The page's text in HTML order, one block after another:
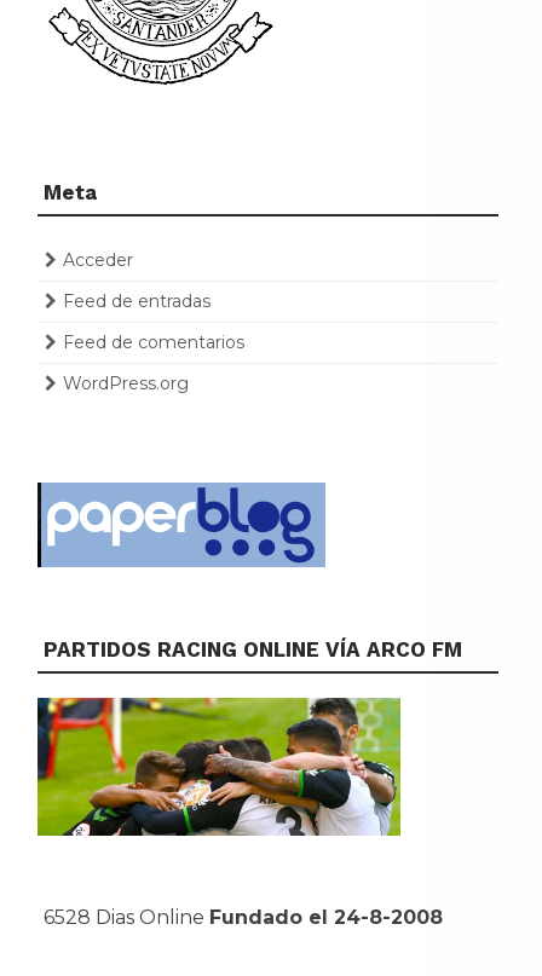
Meta
Acceder
Feed de entradas
Feed de comentarios
WordPress.org
PARTIDOS RACING ONLINE VÍA ARCO FM
6528 Dias Online Fundado el 24-8-2008